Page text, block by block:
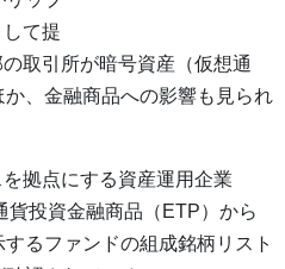
て提
取引所が暗号資産（仮想通
、金融商品への影響も見られ
拠点にする資産運用企業
貨投資金融商品（ETP）から
るファンドの組成銘柄リスト